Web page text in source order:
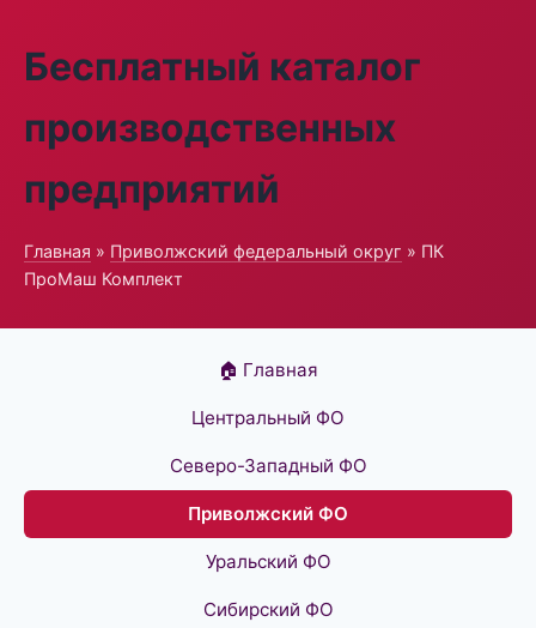
Бесплатный каталог
производственных
предприятий
Главная » Приволжский федеральный округ » ПК
ПроМаш Комплект
🏠 Главная
Центральный ФО
Северо-Западный ФО
Приволжский ФО
Уральский ФО
Сибирский ФО